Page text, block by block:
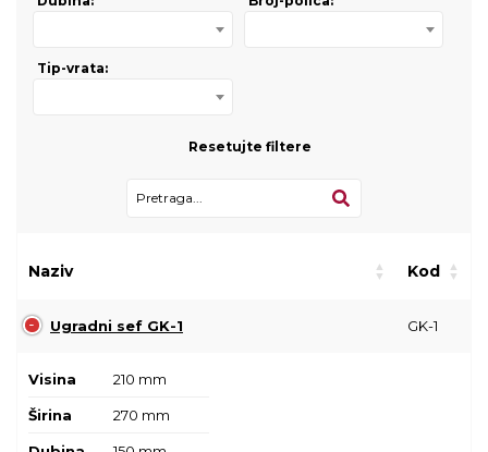
Tip-vrata:
Resetujte filtere
Naziv Kod
Ugradni sef GK-1 GK-1
Visina 210 mm
Širina 270 mm